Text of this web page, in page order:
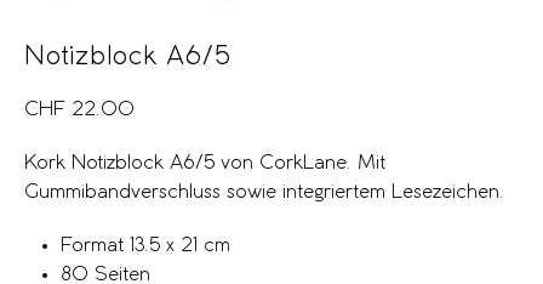
Notizblock A6/5
CHF 22.00
Kork Notizblock A6/5 von CorkLane. Mit
Gummibandverschluss sowie integriertem Lesezeichen.
Format 13.5 x 21 cm
80 Seiten